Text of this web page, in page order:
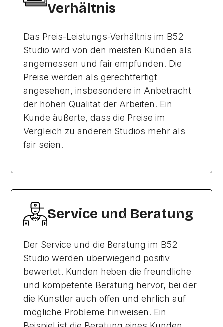
Verhältnis
Das Preis-Leistungs-Verhältnis im B52
Studio wird von den meisten Kunden als
angemessen und fair empfunden. Die
Preise werden als gerechtfertigt
angesehen, insbesondere in Anbetracht
der hohen Qualität der Arbeiten. Ein
Kunde äußerte, dass die Preise im
Vergleich zu anderen Studios mehr als
fair seien.
Service und Beratung
Der Service und die Beratung im B52
Studio werden überwiegend positiv
bewertet. Kunden heben die freundliche
und kompetente Beratung hervor, bei der
die Künstler auch offen und ehrlich auf
mögliche Probleme hinweisen. Ein